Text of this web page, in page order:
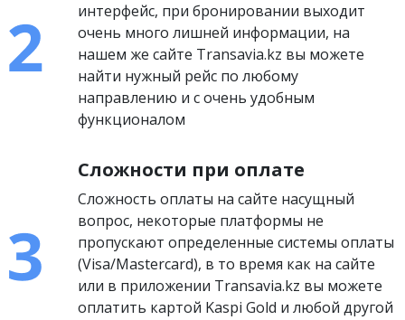
интерфейс, при бронировании выходит
очень много лишней информации, на
нашем же сайте Transavia.kz вы можете
найти нужный рейс по любому
направлению и с очень удобным
функционалом
Сложности при оплате
Сложность оплаты на сайте насущный
вопрос, некоторые платформы не
пропускают определенные системы оплаты
(Visa/Mastercard), в то время как на сайте
или в приложении Transavia.kz вы можете
оплатить картой Kaspi Gold и любой другой